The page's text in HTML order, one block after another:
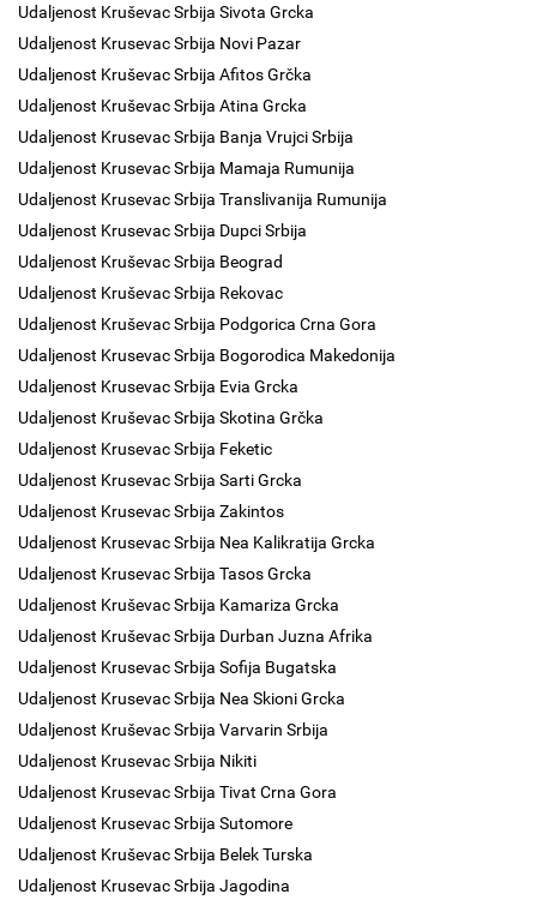
Udaljenost Kruševac Srbija Sivota Grcka
Udaljenost Krusevac Srbija Novi Pazar
Udaljenost Kruševac Srbija Afitos Grčka
Udaljenost Kruševac Srbija Atina Grcka
Udaljenost Krusevac Srbija Banja Vrujci Srbija
Udaljenost Krusevac Srbija Mamaja Rumunija
Udaljenost Krusevac Srbija Translivanija Rumunija
Udaljenost Krusevac Srbija Dupci Srbija
Udaljenost Kruševac Srbija Beograd
Udaljenost Kruševac Srbija Rekovac
Udaljenost Kruševac Srbija Podgorica Crna Gora
Udaljenost Krusevac Srbija Bogorodica Makedonija
Udaljenost Krusevac Srbija Evia Grcka
Udaljenost Kruševac Srbija Skotina Grčka
Udaljenost Krusevac Srbija Feketic
Udaljenost Krusevac Srbija Sarti Grcka
Udaljenost Krusevac Srbija Zakintos
Udaljenost Krusevac Srbija Nea Kalikratija Grcka
Udaljenost Krusevac Srbija Tasos Grcka
Udaljenost Kruševac Srbija Kamariza Grcka
Udaljenost Kruševac Srbija Durban Juzna Afrika
Udaljenost Krusevac Srbija Sofija Bugatska
Udaljenost Krusevac Srbija Nea Skioni Grcka
Udaljenost Kruševac Srbija Varvarin Srbija
Udaljenost Krusevac Srbija Nikiti
Udaljenost Krusevac Srbija Tivat Crna Gora
Udaljenost Krusevac Srbija Sutomore
Udaljenost Kruševac Srbija Belek Turska
Udaljenost Krusevac Srbija Jagodina